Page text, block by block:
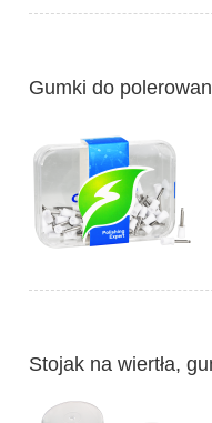
Gumki do
Stojak na wiertła,